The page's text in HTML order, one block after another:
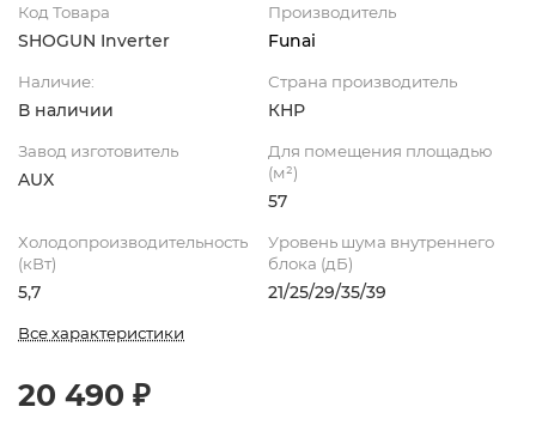
Код Товара
SHOGUN Inverter
Производитель
Funai
Наличие:
В наличии
Страна производитель
КНР
Завод изготовитель
AUX
Для помещения площадью
(м²)
57
Холодопроизводительность
(кВт)
5,7
Уровень шума внутреннего
блока (дБ)
21/25/29/35/39
Все характеристики
20 490 ₽